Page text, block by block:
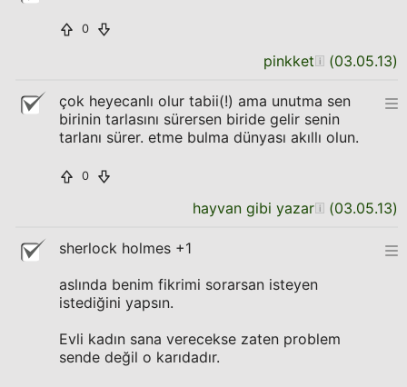
0
pinkket (03.05.13)
çok heyecanlı olur tabii(!) ama unutma sen
birinin tarlasını sürersen biride gelir senin
tarlanı sürer. etme bulma dünyası akıllı olun.
0
hayvan gibi yazar (03.05.13)
sherlock holmes +1
aslında benim fikrimi sorarsan isteyen
istediğini yapsın.
Evli kadın sana verecekse zaten problem
sende değil o karıdadır.